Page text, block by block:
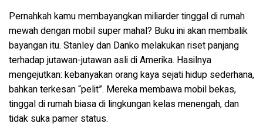
Pernahkah kamu membayangkan miliarder tinggal di rumah
mewah dengan mobil super mahal? Buku ini akan membalik
bayangan itu. Stanley dan Danko melakukan riset panjang
terhadap jutawan-jutawan asli di Amerika. Hasilnya
mengejutkan: kebanyakan orang kaya sejati hidup sederhana,
bahkan terkesan “pelit”. Mereka membawa mobil bekas,
tinggal di rumah biasa di lingkungan kelas menengah, dan
tidak suka pamer status.